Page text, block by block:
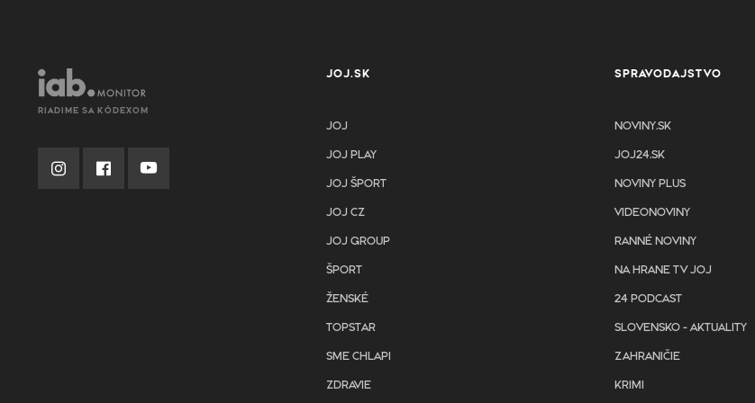
RIADIME SA KÓDEXOM
JOJ.SK
JOJ
JOJ PLAY
JOJ ŠPORT
JOJ CZ
JOJ GROUP
ŠPORT
ŽENSKÉ
TOPSTAR
SME CHLAPI
ZDRAVIE
SPRAVODAJSTVO
NOVINY.SK
JOJ24.SK
NOVINY PLUS
VIDEONOVINY
RANNÉ NOVINY
NA HRANE TV JOJ
24 PODCAST
SLOVENSKO - AKTUALITY
ZAHRANIČIE
KRIMI